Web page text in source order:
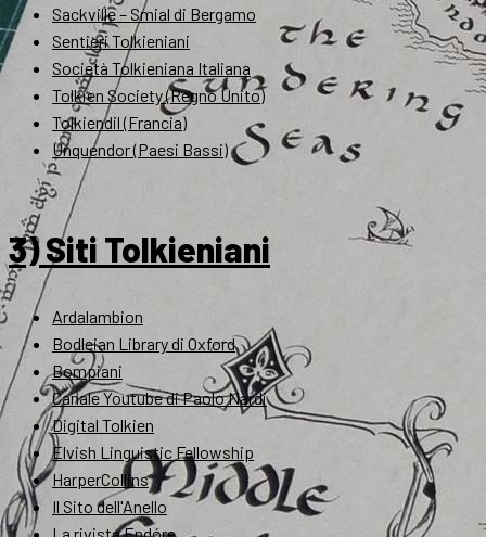
Sackville – Smial di Bergamo
Sentieri Tolkieniani
Società Tolkieniana Italiana
Tolkien Society (Regno Unito)
Tolkiendil (Francia)
Unquendor (Paesi Bassi)
3) Siti Tolkieniani
Ardalambion
Bodleian Library di Oxford
Bompiani
Canale Youtube di Paolo Nardi
Digital Tolkien
Elvish Linguistic Fellowship
HarperCollins
Il Sito dell'Anello